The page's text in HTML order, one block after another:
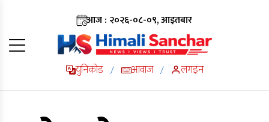
आज : २०२६-०८-०९, आइतबार
युनिकोड / आवाज / लगइन